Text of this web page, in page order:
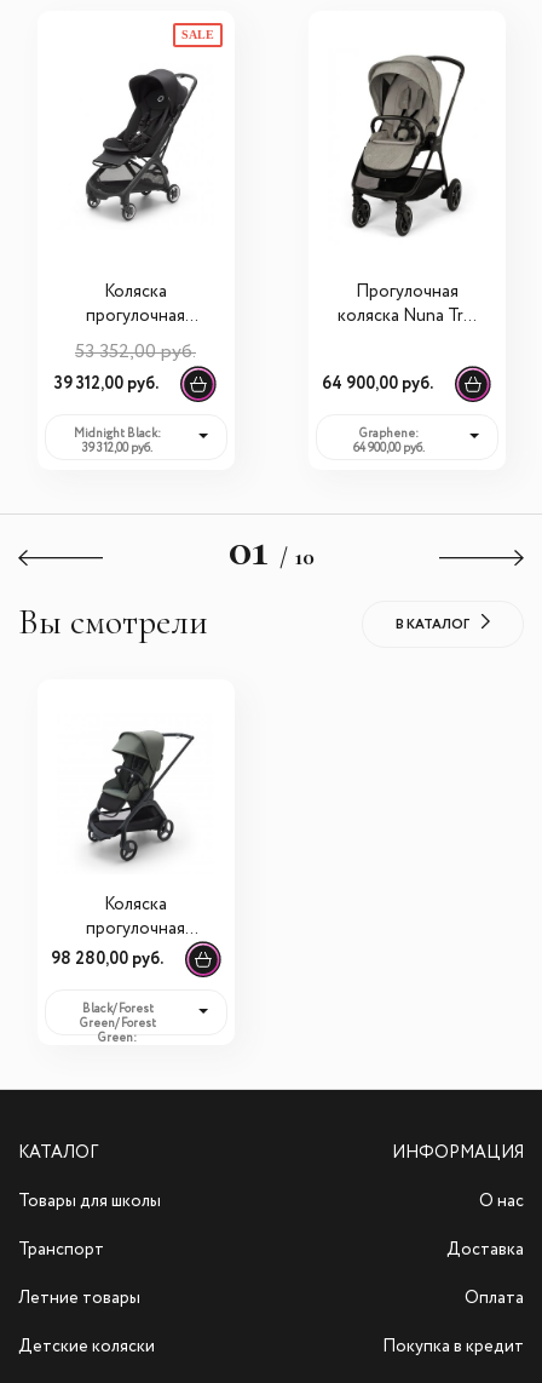
SALE
Коляска
прогулочная
Bugaboo Butterfly
53 352,00 руб.
39 312,00 руб.
Midnight Black:
39 312,00 руб.
Прогулочная
коляска Nuna Triv
64 900,00 руб.
Graphene:
64 900,00 руб.
01 / 10
Вы смотрели В КАТАЛОГ
Коляска
прогулочная
Bugaboo
Complete Forest
Green
98 280,00 руб.
Black/ Forest
Green/ Forest
Green:
КАТАЛОГ
Товары для школы
Транспорт
Летние товары
Детские коляски
ИНФОРМАЦИЯ
О нас
Доставка
Оплата
Покупка в кредит